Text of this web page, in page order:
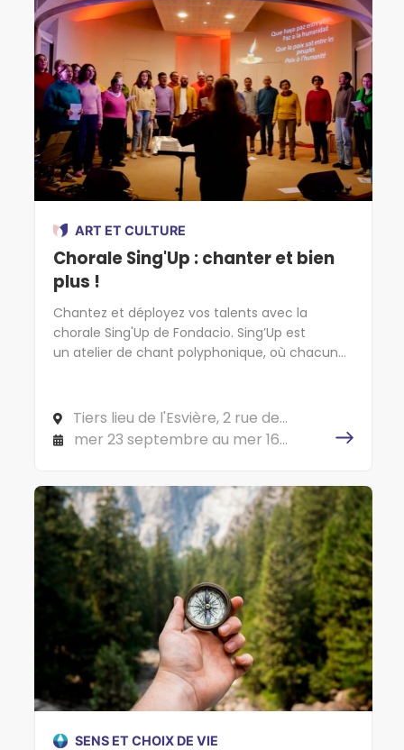
ART ET CULTURE
Chorale Sing'Up : chanter et bien
plus !
Chantez et déployez vos talents avec la
chorale Sing'Up de Fondacio. Sing’Up est
un atelier de chant polyphonique, où chacun
complémentarité vocale pour que le chant
sonne harmonieusement.
Tiers lieu de l'Esvière, 2 rue de
l'Esvière, 49000 ANGERS
mer 23 septembre au mer 16
SENS ET CHOIX DE VIE